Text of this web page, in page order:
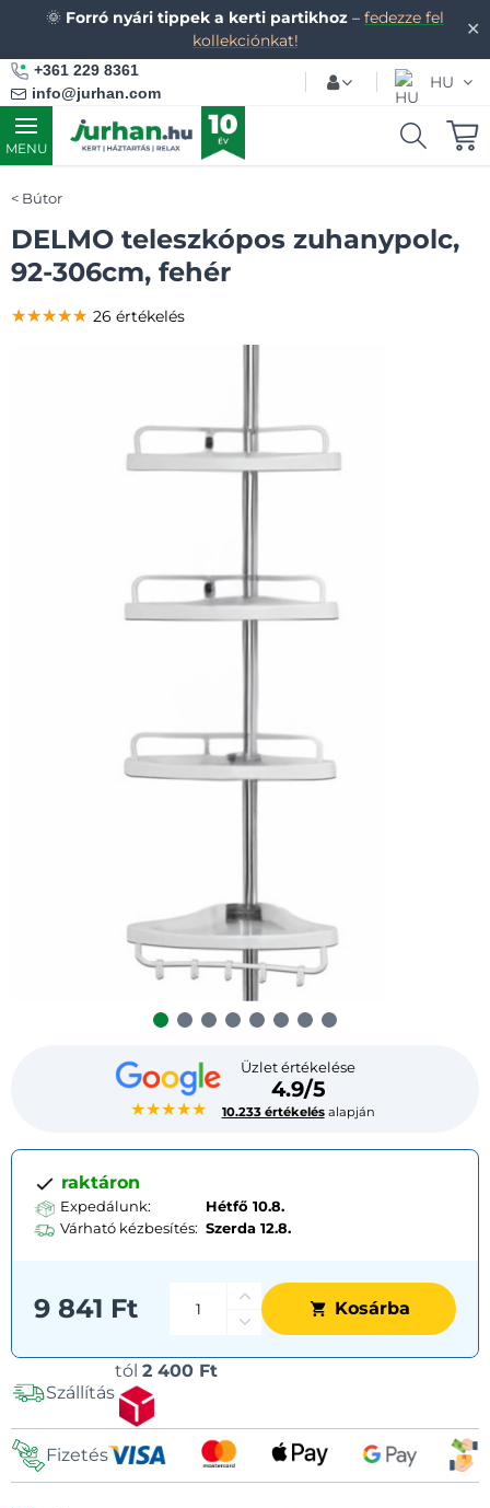
✕
🌞 Forró nyári tippek a kerti partikhoz – fedezze fel
kollekciónkat!
+361 229 8361
info@jurhan.com
HU
MENU
Bútor
DELMO teleszkópos zuhanypolc,
92-306cm, fehér
★★★★★
Üzlet értékelése
4.9/5
10.233 értékelésalapján
★★★★★
★★★★★
★★★★★ 26 értékelés
raktáron
Expedálunk:
Hétfő 10.8.
Várható kézbesítés: Szerda 12.8.
9 841 Ft Kosárba
Szállítás
tól 2 400 Ft
Fizetés